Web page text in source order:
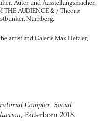
Autor und Ausstellungsmacher.
THE AUDIENCE & / Theorie
Nürnberg.
artist and Galerie Max Hetzler,
Complex. Social
, Paderborn 2018.